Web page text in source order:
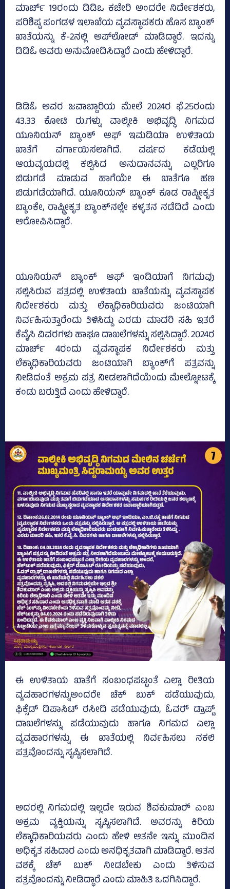
ಮಾರ್ಚ್‌ 19ರಂದು ಡಿಡಿಒ ಕಚೇರಿ ಅಂದರೇ ನಿರ್ದೇಶಕರು,
ಪರಿಶಿಷ್ಟ ಪಂಗಡಳ ಇಲಾಖೆಯ ವ್ಯವಸ್ಥಾಪಕರು ಹೊಸ ಬ್ಯಾಂಕ್‌
ಖಾತೆಯನ್ನು ಕೆ-2ನಲ್ಲಿ ಅಪ್‌ಲೋಡ್ ಮಾಡಿದ್ಧಾರೆ. ಇದನ್ನು
ಡಿಡಿಓ ಅವರು ಅನುಮೋದಿಸಿದ್ದಾರೆ ಎಂದು ಹೇಳಿದ್ದಾರೆ.
ಡಿಡಿಓ ಅವರ ಜವಾಬ್ದಾರಿಯ ಮೇಲೆ 2024ರ ಫೆ.25ರಂದು
43.33 ಕೋಟಿ ರು.ಗಳ್ನು ವಾಲ್ಮೀಕಿ ಅಭಿವೃದ್ಧಿ ನಿಗಮದ
ಯೂನಿಯನ್‌ ಬ್ಯಾಂಕ್‌ ಆಫ್‌ ಇಮಡಿಯಾ ಉಳಿತಾಯ
ಖಾತೆಗೆ ವರ್ಗಾಯಿಸಲಾಗಿದೆ. ವರ್ಷದ ಕಡೆಯಲ್ಲಿ
ಆಯವ್ಯಯದಲ್ಲಿ ಕಲ್ಪಿಸಿದ ಅನುದಾನವನ್ನು ಎಲ್ಲರಿಗೂ
ಬಿಡುಗಡೆ ಮಾಡುವ ಹಾಗೆಯೇ ಈ ಖಾತೆಗೂ ಹಣ
ಬಿಡುಗಡೆಯಾಗಿದೆ. ಯೂನಿಯನ್‌ ಬ್ಯಾಂಕ್‌ ಕೂಡ ರಾಷ್ಟ್ರೀಕೃತ
ಬ್ಯಾಂಕೇ, ರಾಷ್ಟ್ರೀಕೃತ ಬ್ಯಾಂಕ್‌ನಲ್ಲೇ ಕಳ್ಳತನ ನಡೆದಿದೆ ಎಂದು
ಆರೋಪಿಸಿದ್ದಾರೆ.
ಯೂನಿಯನ್‌ ಬ್ಯಾಂಕ್‌ ಆಫ್‌ ಇಂಡಿಯಾಗೆ ನಿಗಮವು
ಸಲ್ಲಿಸಿರುವ ಪತ್ರದಲ್ಲಿ ಉಳಿತಾಯ ಖಾತೆಯನ್ನು ವ್ಯವಸ್ಥಾಪಕ
ನಿರ್ದೇಶಕರು ಮತ್ತು ಲೆಕ್ಕಾಧಿಕಾರಿಯವರು ಜಂಟಿಯಾಗಿ
ನಿರ್ವಹಿಸುತ್ತಾರೆಂದು ತಿಳಿಸಿದ್ದು ಎರಡು ಮಾದರಿ ಸಹಿ ಇತರೆ
ಕೆವೈಸಿ ವಿವರಗಳು ಹಾಘೂ ದಾಖಲೆಗಳನ್ನು ಸಲ್ಲಿಸಿದ್ದಾರೆ. 2024ರ
ಮಾರ್ಚ್‌ 4ರಂದು ವ್ಯವಸ್ಥಾಪಕ ನಿರ್ದೇಶಕರು ಮತ್ತು
ಲೆಕ್ಕಾಧಿಕಾರಿಯವರು ಜಂಟಿಯಾಗಿ ಬ್ಯಾಂಕ್‌ಗೆ ಪತ್ರವನ್ನು
ನೀಡಿದಂತೆ ಅಕ್ರಮ ಪತ್ರ ನೀಡಲಾಗಿದೆಯೆಂದು ಮೇಲ್ನೋಟಕ್ಕೆ
ಕಂಡು ಬರುತ್ತಿದೆ ಎಂದು ಹೇಳಿದ್ದಾರೆ.
ಈ ಉಳಿತಾಯ ಖಾತೆಗೆ ಸಂಬಂಧಪಟ್ಟಂತೆ ಎಲ್ಲಾ ರೀತಿಯ
ವ್ಯವಹಾರಗಳನ್ನುಅಂದರೇ ಚೆಕ್‌ ಬುಕ್ ಪಡೆಯುವುದು,
ಫಿಕ್ಸೆಡ್‌ ಡಿಪಾಸಿಟ್‌ ರಸೀದಿ ಪಡೆಯುವುದು, ಓವರ್‍‌ ಡ್ರಾಪ್ಟ್‌
ದಾಖಲೆಗಳನ್ನು ಪಡೆಯುವುದು ಹಾಗೂ ನಿಗಮದ ಎಲ್ಲಾ
ವ್ಯವಹಾರಗಳನ್ನು ಈ ಖಾತೆಯಲ್ಲಿ ನಿರ್ವಹಿಸಲು ನಕಲಿ
ಪತ್ರವೊಂದನ್ನು ಸೃಷ್ಟಿಸಲಾಗಿದೆ.
ಅದರಲ್ಲಿ ನಿಗಮದಲ್ಲಿ ಇಲ್ಲದೇ ಇರುವ ಶಿವಕುಮಾರ್‍‌ ಎಂಬ
ಅಕ್ರಮ ವ್ಯಕ್ತಿಯನ್ನು ಸೃಷ್ಟಿಸಲಾಗಿದೆ. ಅವರನ್ನು ಕಿರಿಯ
ಲೆಕ್ಕಾಧಿಕಾರಿಯವರು ಎಂದು ಹೇಳಿ ಆತನೇ ಇನ್ನು ಮುಂದಿನ
ಅಧಿಕೃತ ಸಹಿದಾರ ಎಂದು ಅನಧಿಕೃತವಾಗಿ ಮಾಡಿದ್ದಾರೆ. ಆತನ
ವಶಕ್ಕೆ ಚೆಕ್‌ ಬುಕ್‌ ನೀಡಬೇಕು ಎಂದು ತಿಳಿಸುವ
ಪತ್ರವೊಂದನ್ನು ನೀಡಿದ್ಧಾರೆ ಎಂದು ಮಾಹಿತಿ ಒದಗಿಸಿದ್ದಾರೆ.